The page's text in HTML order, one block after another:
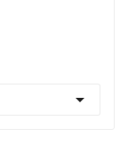
